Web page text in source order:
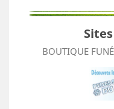
BOUTIQUE